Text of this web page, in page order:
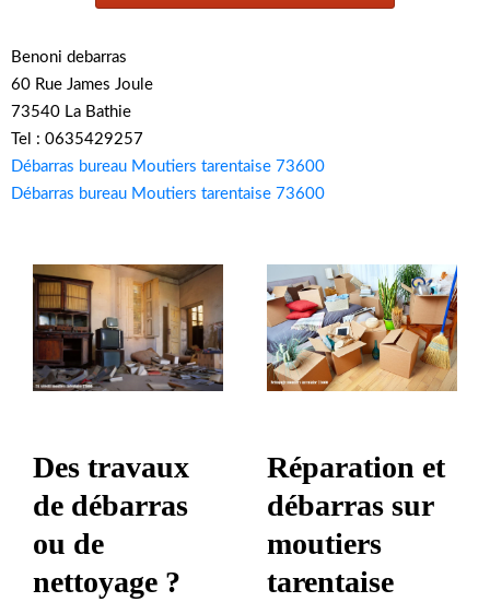
Benoni debarras
60 Rue James Joule
73540 La Bathie
Tel : 0635429257
Débarras bureau Moutiers tarentaise 73600
Débarras bureau Moutiers tarentaise 73600
Des travaux
de débarras
ou de
nettoyage ?
Réparation et
débarras sur
moutiers
tarentaise